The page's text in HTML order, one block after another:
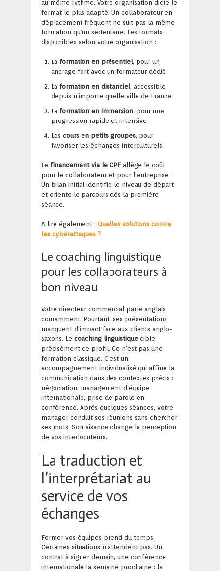
au même rythme. Votre organisation dicte le
format le plus adapté. Un collaborateur en
déplacement fréquent ne suit pas la même
formation qu’un sédentaire. Les formats
disponibles selon votre organisation :
La formation en présentiel, pour un
ancrage fort avec un formateur dédié
La formation en distanciel, accessible
depuis n’importe quelle ville de France
La formation en immersion, pour une
progression rapide et intensive
Les cours en petits groupes, pour
favoriser les échanges interculturels
Le financement via le CPFallège le coût
pour le collaborateur et pour l’entreprise.
Un bilan initial identifie le niveau de départ
et oriente le parcours dès la première
séance.
A lire également : Quelles solutions contre
les cyberattaques ?
Le coaching linguistique
pour les collaborateurs à
bon niveau
Votre directeur commercial parle anglais
couramment. Pourtant, ses présentations
manquent d’impact face aux clients anglo-
saxons. Le coaching linguistique cible
précisément ce profil. Ce n’est pas une
formation classique. C’est un
accompagnement individualisé qui affine la
communication dans des contextes précis :
négociation, management d’équipe
internationale, prise de parole en
conférence. Après quelques séances, votre
manager conduit ses réunions sans chercher
ses mots. Son aisance change la perception
de vos interlocuteurs.
La traduction et
l’interprétariat au
service de vos
échanges
Former vos équipes prend du temps.
Certaines situations n’attendent pas. Un
contrat à signer demain, une conférence
internationale la semaine prochaine : la